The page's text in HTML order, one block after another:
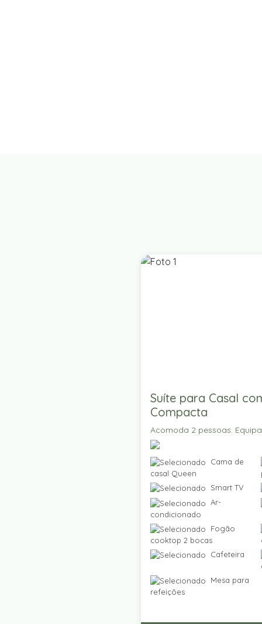
Suíte para Casal
Compacta
Acomoda 2 pessoas.
Cama de
casal Queen
Smart TV
Ar-
condicionado
Fogão
cooktop 2 bocas
Cafeteira
Mesa para
refeições